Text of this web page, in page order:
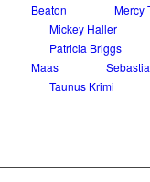
Beaton
Mercy
Mickey Haller
Patricia Briggs
Maas
Taunus Krimi